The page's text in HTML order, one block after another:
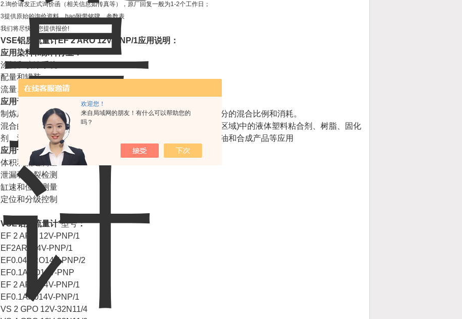
欢迎您！
来自局域网的朋友！有什么可以帮助您的
吗？
2.询价请发正式询价函（相关信息如传真等），原厂回复一般为1-2个工作日；
3提供原始的询价资料，hao附带铭牌、参数表
我们将尽快给您提供报价!
VSE铝质流量计EF 2 ARO 12V-PNP/1应用说明：
应用染料和涂料行业：
涂料和喷涂系统
配量和罐装
流量、流速和消耗
应用于化工行业：
制炼厂和电厂系统的流速和流量测量，控制和调节单组合多组分的混合比例和消耗。
混合的灌装化学产品，如实验室和制造工厂(常规和bao炸危险区域)中的液体塑料粘合剂、树脂、固化
剂、灌封、化合物、溶剂、燃料、泡沫增塑剂、染料和涂料、油和合成产品等应用
应用于液压行业：
体积和流速测量
泄漏和破裂检测
缸速和位置测量
定位和分级控制
VSE铝质流量计*型号：
EF 2 ARO 12V-PNP/1
EF2AR084V-PNP/1
EF0.04ARO14V-PNP/2
EF0.1ARO12V-PNP
EF 2 ARO 64V-PNP/1
EF0.1AR014V-PNP/1
VS 2 GPO 12V-32N11/4